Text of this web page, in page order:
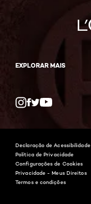
EXPLORAR MAIS
Declaração de Acessibilidade
Política de Privacidade
Configurações de Cookies
Privacidade - Meus Direitos
Termos e condições